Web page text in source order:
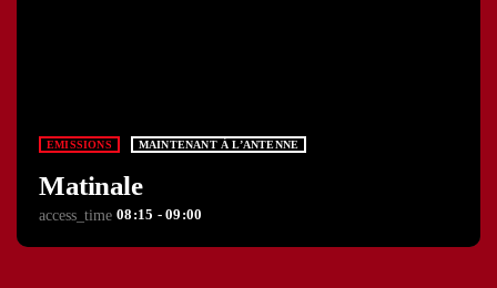
EMISSIONS MAINTENANT À L’ANTENNE
Matinale
access_time 08:15 - 09:00